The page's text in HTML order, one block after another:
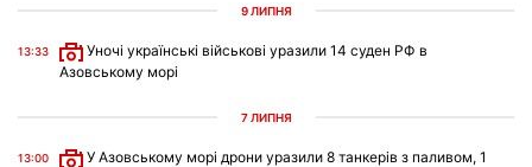
9 ЛИПНЯ
13:33
Уночі українські військові уразили 14 суден РФ в
Азовському морі
7 ЛИПНЯ
13:00
У Азовському морі дрони уразили 8 танкерів з паливом, 1